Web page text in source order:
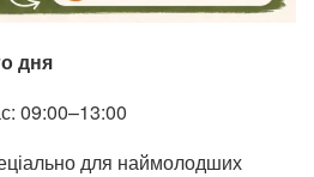
дня
09:00–13:00
для наймолодших